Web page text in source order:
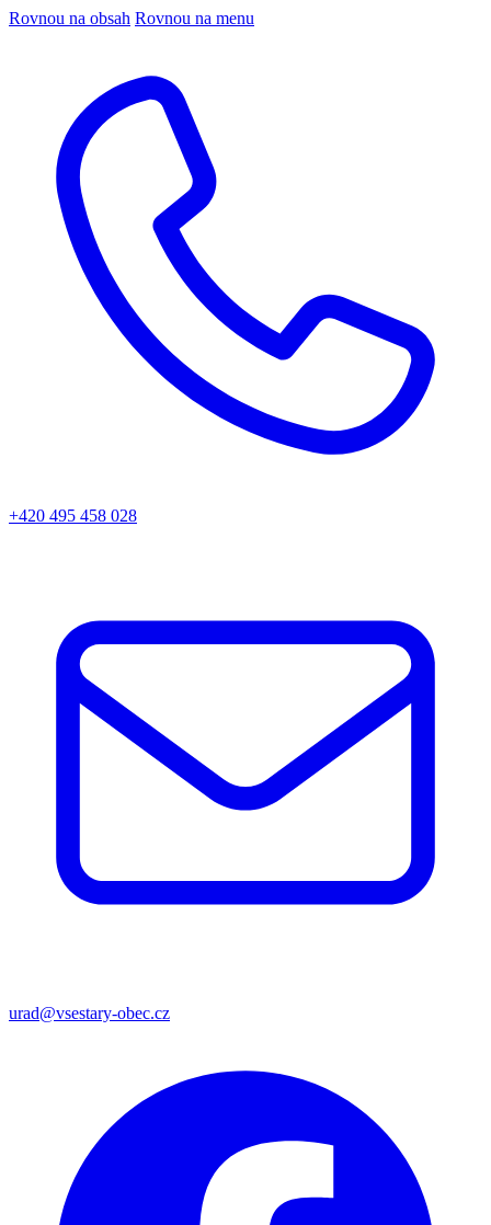
Rovnou na obsah Rovnou na menu
+420 495 458 028
urad@vsestary-obec.cz